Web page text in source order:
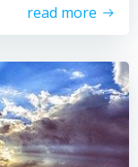
read more